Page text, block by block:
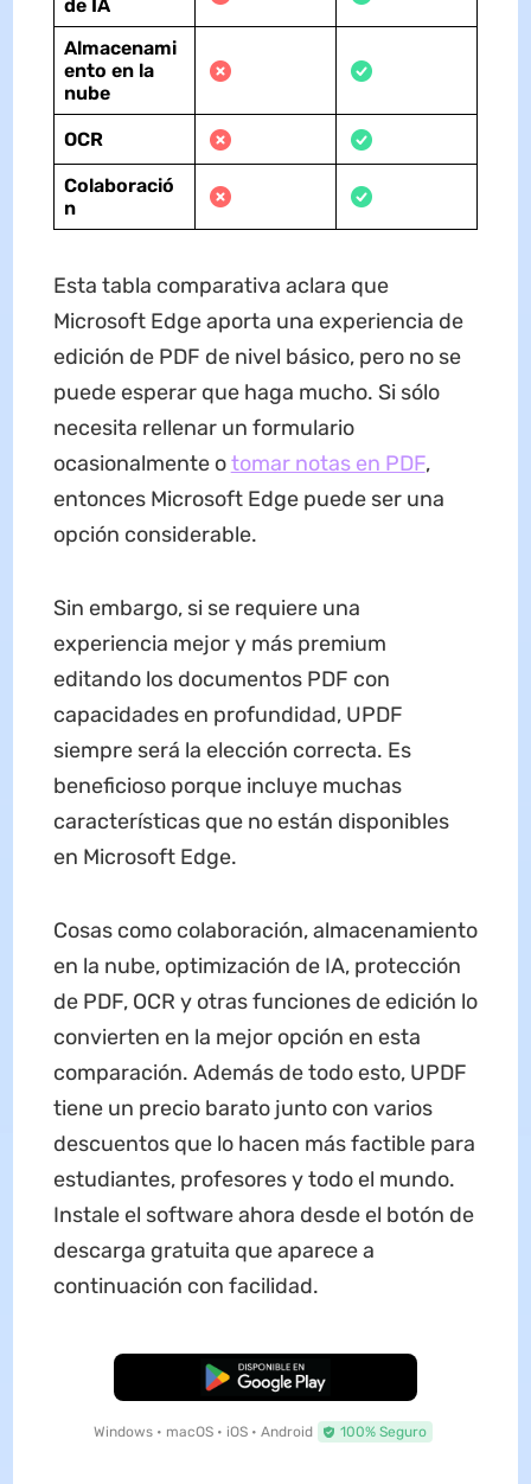
de IA
Almacenami
ento en la
nube
OCR
Colaboració
n
Esta tabla comparativa aclara que
Microsoft Edge aporta una experiencia de
edición de PDF de nivel básico, pero no se
puede esperar que haga mucho. Si sólo
necesita rellenar un formulario
ocasionalmente otomar notas en PDF,
entonces Microsoft Edge puede ser una
opción considerable.
Sin embargo, si se requiere una
experiencia mejor y más premium
editando los documentos PDF con
capacidades en profundidad, UPDF
siempre será la elección correcta. Es
beneficioso porque incluye muchas
características que no están disponibles
en Microsoft Edge.
Cosas como colaboración, almacenamiento
en la nube, optimización de IA, protección
de PDF, OCR y otras funciones de edición lo
convierten en la mejor opción en esta
comparación. Además de todo esto, UPDF
tiene un precio barato junto con varios
descuentos que lo hacen más factible para
estudiantes, profesores y todo el mundo.
Instale el software ahora desde el botón de
descarga gratuita que aparece a
continuación con facilidad.
Descarga Gratuita
Windows • macOS • iOS • Android 100% Seguro